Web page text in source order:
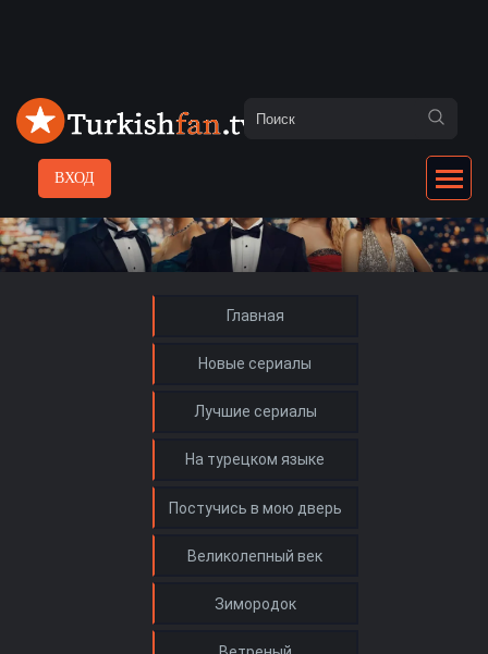
ВХОД
Главная
Новые сериалы
Лучшие сериалы
На турецком языке